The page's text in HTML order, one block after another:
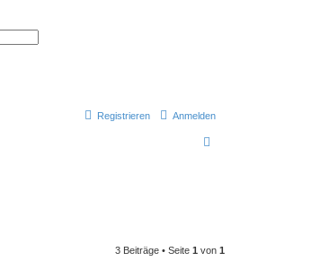
Anmelden
Registrieren
3 Beiträge • Seite 1 von 1